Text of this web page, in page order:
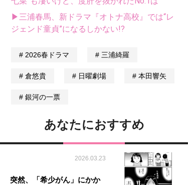
▶三浦春馬、新ドラマ『オトナ高校』では“レ
ジェンド童貞”になるしかない!?
2026春ドラマ 三浦綺羅
倉悠貴 日曜劇場 本田響矢
銀河の一票
あなたにおすすめ
2026.03.23
突然、「希少がん」にかか